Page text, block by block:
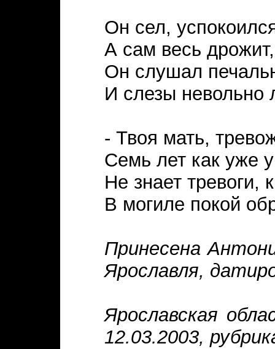
Он сел,
А сам весь
Он слушал
И слезы невольно
- Твоя мать,
Семь лет как уже
Не знает тревоги,
В могиле покой
Принесена
Ярославля,
Ярославская
12.03.2003,